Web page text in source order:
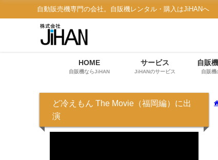
自動販売機専門の会社。自販機レンタル・購入はJiHANへ
HOME
自販機ならJiHAN
サービス
JiHANのサービス
自販
自販機
ど冷えもん The Movie（福岡編）に出
演